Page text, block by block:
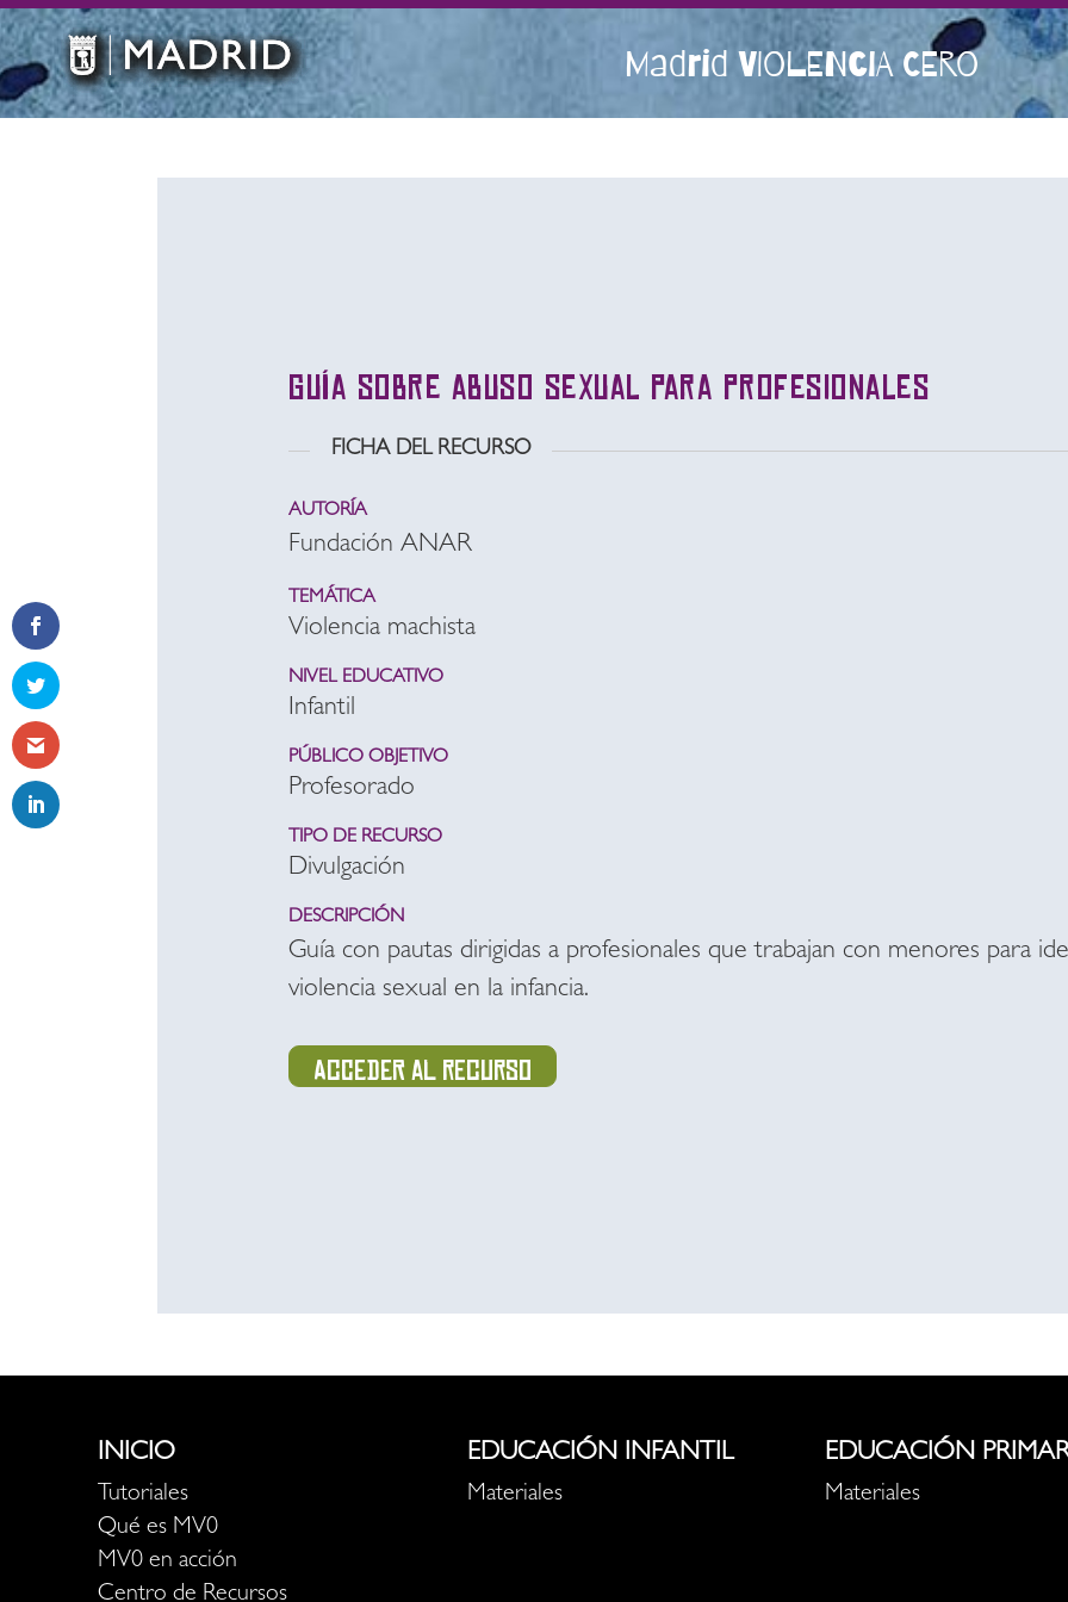
Madrid VIOLENCIA CERO
Guía sobre abuso sexual para profesionales
FICHA DEL RECURSO
AUTORÍA
Fundación ANAR
TEMÁTICA
Violencia machista
NIVEL EDUCATIVO
Infantil
PÚBLICO OBJETIVO
Profesorado
TIPO DE RECURSO
Divulgación
DESCRIPCIÓN
Guía con pautas dirigidas a profesionales que trabajan con menores para
violencia sexual en la infancia.
Acceder al recurso
INICIO
Tutoriales
Qué es MV0
MV0 en acción
Centro de Recursos
EDUCACIÓN INFANTIL
Materiales
EDUCACIÓN
Materiales